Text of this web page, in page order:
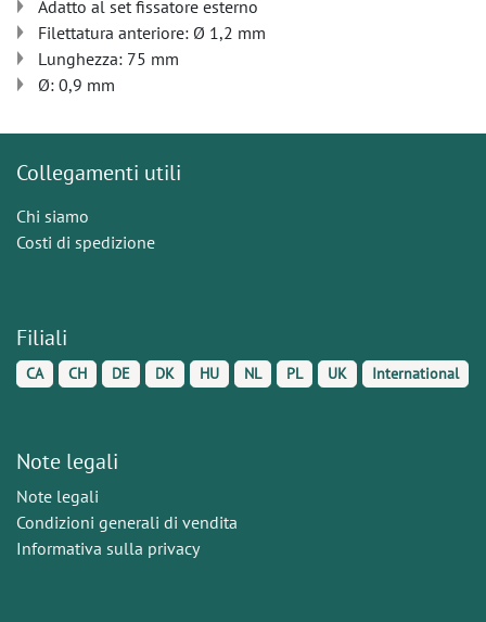
Adatto al set fissatore esterno
Filettatura anteriore: Ø 1,2 mm
Lunghezza: 75 mm
Ø: 0,9 mm
Collegamenti utili
Chi siamo
Costi di spedizione
Filiali
CA CH DE DK HU NL PL UK International
Note legali
Note legali
Condizioni generali di vendita
Informativa sulla privacy